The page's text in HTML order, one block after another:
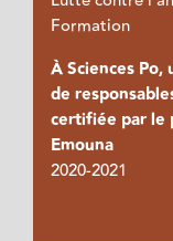
Formation
À Sciences
de
certifiée par le
Emouna
2020-2021